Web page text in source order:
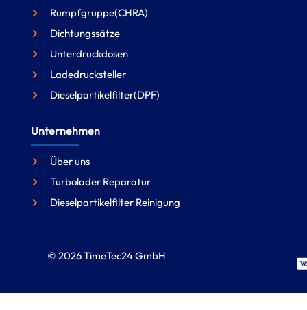
Rumpfgruppe(CHRA)
Dichtungssätze
Unterdruckdosen
Ladedrucksteller
Dieselpartikelfilter(DPF)
Unternehmen
Über uns
Turbolader Reparatur
Dieselpartikelfilter Reinigung
© 2026 TimeTec24 GmbH